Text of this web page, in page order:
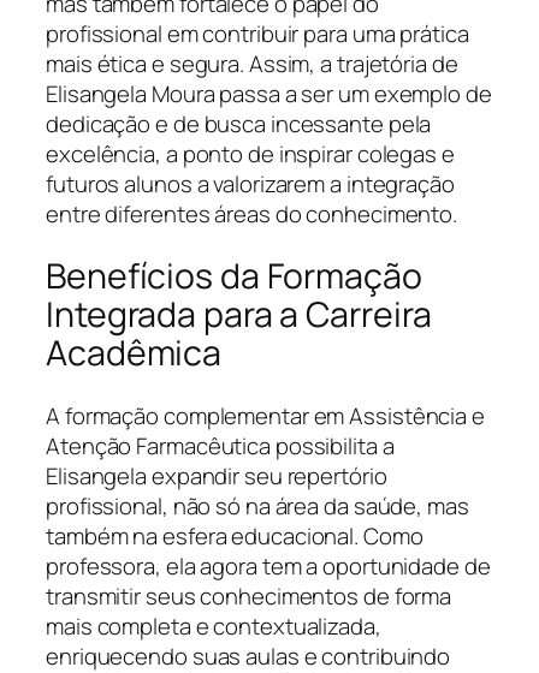
profissional em contribuir para uma prática
mais ética e segura. Assim, a trajetória de
Elisangela Moura passa a ser um exemplo de
dedicação e de busca incessante pela
excelência, a ponto de inspirar colegas e
futuros alunos a valorizarem a integração
entre diferentes áreas do conhecimento.
Benefícios da Formação
Integrada para a Carreira
Acadêmica
A formação complementar em Assistência e
Atenção Farmacêutica possibilita a
Elisangela expandir seu repertório
profissional, não só na área da saúde, mas
também na esfera educacional. Como
professora, ela agora tem a oportunidade de
transmitir seus conhecimentos de forma
mais completa e contextualizada,
enriquecendo suas aulas e contribuindo